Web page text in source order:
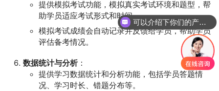
提供模拟考试功能，模拟真实考试环境和题型，帮
助学员适应考试形式和时间。
模拟考试成绩会自动记录并反馈给学员，帮助学员
评估备考情况。
数据统计与分析：
提供学习数据统计和分析功能，包括学员答题情
况、学习时长、错题分布等。
可以介绍下你们的产品么